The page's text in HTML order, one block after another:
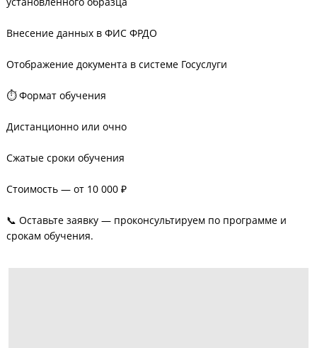
Внесение данных в ФИС ФРДО
Отображение документа в системе Госуслуги
⏱ Формат обучения
Дистанционно или очно
Сжатые сроки обучения
Стоимость — от 10 000 ₽
📞 Оставьте заявку — проконсультируем по программе и
срокам обучения.